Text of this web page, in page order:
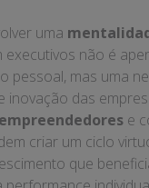
uma
executivos não é
pessoal, mas uma
inovação das
e
criar um ciclo
que